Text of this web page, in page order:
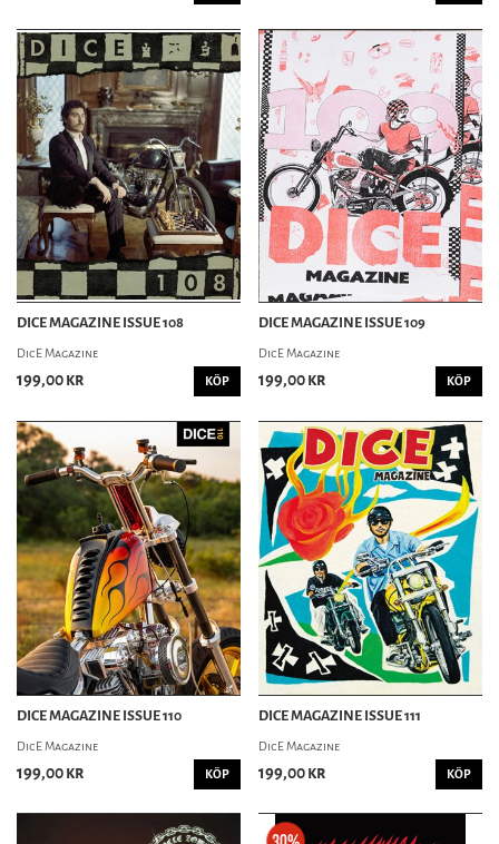
DICE MAGAZINE ISSUE 108
DicE Magazine
199,00 kr KÖP
DICE MAGAZINE ISSUE 109
DicE Magazine
199,00 kr KÖP
DICE MAGAZINE ISSUE 110
DicE Magazine
199,00 kr KÖP
DICE MAGAZINE ISSUE 111
DicE Magazine
199,00 kr KÖP